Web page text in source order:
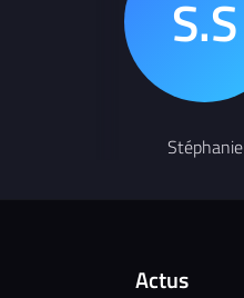
Stéphanie
Actus